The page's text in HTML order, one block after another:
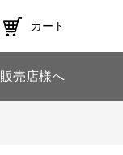
カート
販売店様へ